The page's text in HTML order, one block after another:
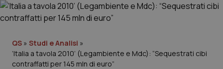
Governo e Parlamento
QS » Studi e Analisi »
‘Italia a tavola 2010’ (Legambiente e Mdc): “Sequestrati cibi
contraffatti per 145 mln di euro”